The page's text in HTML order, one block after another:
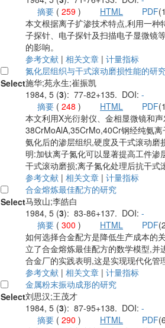
摘要 ( 259 ) HTML PDF
本文根据离子扩渗技术特点,利用一
子探针、电子探针及扫描电子显微镜
的影响。
参考文献 | 相关文章 | 计量指标
Select
氮化层组织与干式滚动磨损性能的研
施华;苑永生;崔振凯
1984, 5 (3): 77-82+135. DOI: -
摘要 ( 248 ) HTML PDF
本文利用X光衍射仪、金相显微镜和
38CrMoAlA,35CrMo,40Cr钢经纯氨
氨化后的渗层组织,硬度及干式滚动
明:加钛离子氮化可以显著提高工件
干式滚动磨损;离子氮化处理后抗干式
参考文献 | 相关文章 | 计量指标
Select
合金熔炼最佳配方的研究
马致山;李皓白
1984, 5 (3): 83-86+137. DOI: -
摘要 ( 300 ) HTML PDF
如何选择合金配方是降低生产成本的
立了合金熔炼最佳配方的数学模型,
合金厂的实践表明,这是实现现代化管
参考文献 | 相关文章 | 计量指标
Select
金属粉末振动成形的研究
刘思汉;王茂才
1984, 5 (3): 87-95+138. DOI: -
摘要 ( 290 ) HTML PDF